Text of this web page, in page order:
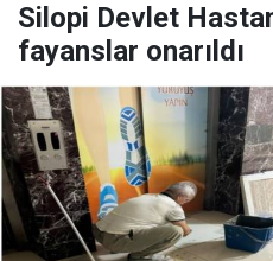
Silopi Devlet
fayanslar onarıldı